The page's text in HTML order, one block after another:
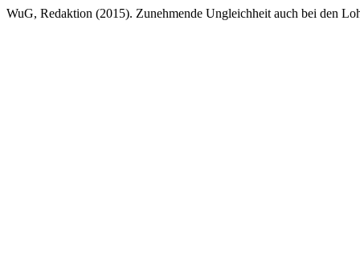
WuG, Redaktion (2015). Zunehmende Ungleichheit auch bei den